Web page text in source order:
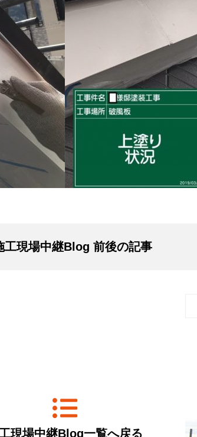
工現場中継Blog 前後の記事
現場中継Blog一覧へ戻る